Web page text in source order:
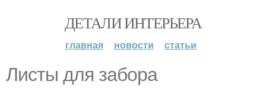
ДЕТАЛИ ИНТЕРЬЕРА
главная новости статьи
Листы для забора